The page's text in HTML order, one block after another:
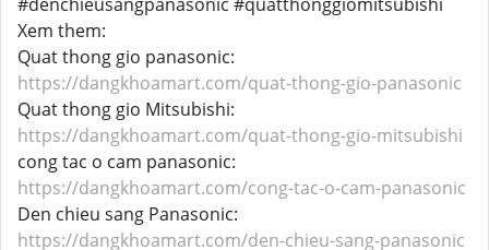
Xem them:
Quat thong gio panasonic:
https://dangkhoamart.com/quat-thong-gio-panasonic
Quat thong gio Mitsubishi:
https://dangkhoamart.com/quat-thong-gio-mitsubishi
cong tac o cam panasonic:
https://dangkhoamart.com/cong-tac-o-cam-panasonic
Den chieu sang Panasonic:
https://dangkhoamart.com/den-chieu-sang-panasonic